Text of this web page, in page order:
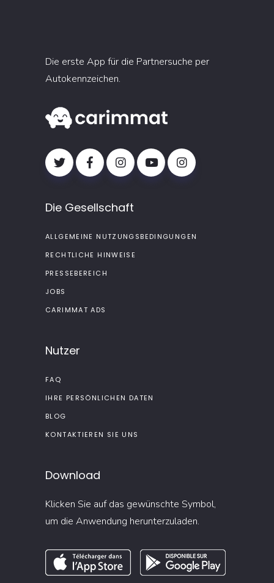
Die erste App für die Partnersuche per
Autokennzeichen.
Die Gesellschaft
ALLGEMEINE NUTZUNGSBEDINGUNGEN
RECHTLICHE HINWEISE
PRESSEBEREICH
JOBS
CARIMMAT ADS
Nutzer
FAQ
IHRE PERSÖNLICHEN DATEN
BLOG
KONTAKTIEREN SIE UNS
Download
Klicken Sie auf das gewünschte Symbol,
um die Anwendung herunterzuladen.